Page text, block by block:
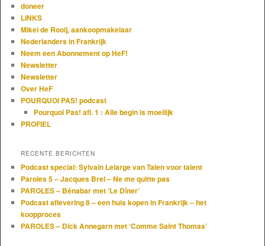
doneer
LINKS
Mikel de Rooij, aankoopmakelaar
Nederlanders in Frankrijk
Neem een Abonnement op HeF!
Newsletter
Newsletter
Over HeF
POURQUOI PAS! podcast
Pourquoi Pas! afl. 1 : Alle begin is moeilijk
PROFIEL
RECENTE BERICHTEN
Podcast special: Sylvain Lelarge van Talen voor talent
Paroles 5 – Jacques Brel – Ne me quitte pas
PAROLES – Bénabar met ‘Le Dîner’
Podcast aflevering 8 – een huis kopen in Frankrijk – het
koopproces
PAROLES – Dick Annegarn met ‘Comme Saint Thomas’